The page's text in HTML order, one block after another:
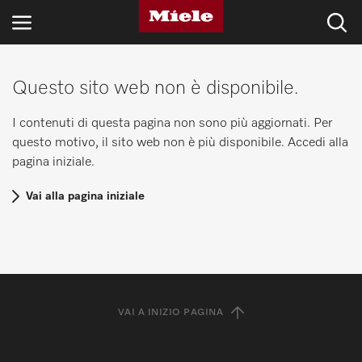
SETTORI
BLOG E NOVITÀ
PRODOTTI
Questo sito web non è disponibile.
I contenuti di questa pagina non sono più aggiornati. Per
questo motivo, il sito web non è più disponibile. Accedi alla
pagina iniziale.
Vai alla pagina iniziale
VAI A INIZIO PAGINA